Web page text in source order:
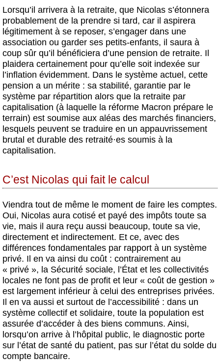
Lorsqu’il arrivera à la retraite, que Nicolas s’étonnera
probablement de la prendre si tard, car il aspirera
légitimement à se reposer, s’engager dans une
association ou garder ses petits-enfants, il saura à
coup sûr qu’il bénéficiera d’une pension de retraite. Il
plaidera certainement pour qu’elle soit indexée sur
l’inflation évidemment. Dans le système actuel, cette
pension a un mérite : sa stabilité, garantie par le
système par répartition alors que la retraite par
capitalisation (à laquelle la réforme Macron prépare le
terrain) est soumise aux aléas des marchés financiers,
lesquels peuvent se traduire en un appauvrissement
brutal et durable des retraité·es soumis à la
capitalisation.
C’est Nicolas qui fait le calcul
Viendra tout de même le moment de faire les comptes.
Oui, Nicolas aura cotisé et payé des impôts toute sa
vie, mais il aura reçu aussi beaucoup, toute sa vie,
directement et indirectement. Et ce, avec des
différences fondamentales par rapport à un système
privé. Il en va ainsi du coût : contrairement au
« privé », la Sécurité sociale, l’État et les collectivités
locales ne font pas de profit et leur « coût de gestion »
est largement inférieur à celui des entreprises privées.
Il en va aussi et surtout de l’accessibilité : dans un
système collectif et solidaire, toute la population est
assurée d’accéder à des biens communs. Ainsi,
lorsqu’on arrive à l’hôpital public, le diagnostic porte
sur l’état de santé du patient, pas sur l’état du solde du
compte bancaire.